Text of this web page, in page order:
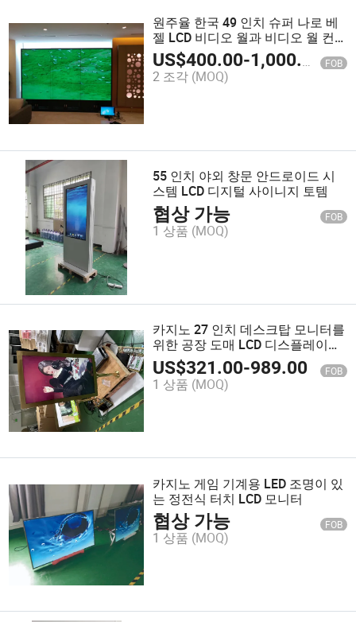
원주율 한국 49 인치 슈퍼 나로 베
젤 LCD 비디오 월과 비디오 월 컨
트롤러
US$400.00-1,000.00 FOB
2 조각 (MOQ)
55 인치 야외 창문 안드로이드 시
스템 LCD 디지털 사이니지 토템
협상 가능 FOB
1 상품 (MOQ)
카지노 27 인치 데스크탑 모니터를
위한 공장 도매 LCD 디스플레이
1080P
US$321.00-989.00 FOB
1 상품 (MOQ)
카지노 게임 기계용 LED 조명이 있
는 정전식 터치 LCD 모니터
협상 가능 FOB
1 상품 (MOQ)